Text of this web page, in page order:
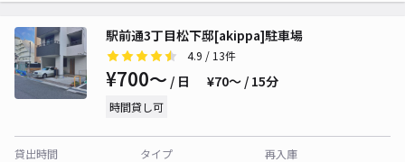
駅前通3丁目松下邸[akippa]駐車場
4.9 / 13件
¥700〜 / 日 ¥70〜 / 15分
時間貸し可
貸出時間
タイプ
再入庫